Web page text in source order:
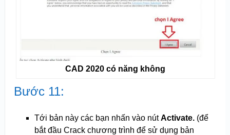
CAD 2020 có năng không
Bước 11:
Tới bản này các bạn nhấn vào nútActivate. (để
bắt đầu Crack chương trình để sử dụng bản